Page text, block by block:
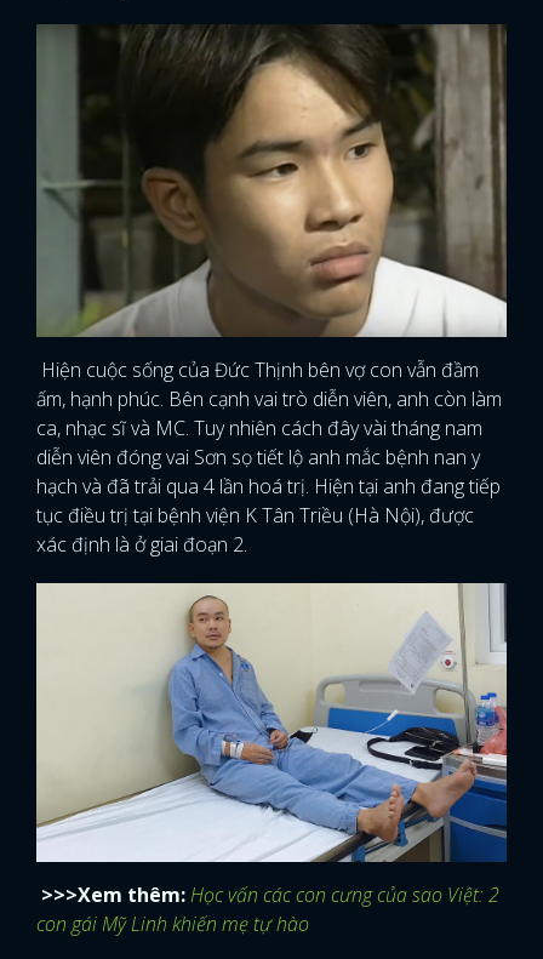
Hiện cuộc sống của Đức Thịnh bên vợ con vẫn đầm
ấm, hạnh phúc. Bên cạnh vai trò diễn viên, anh còn làm
ca, nhạc sĩ và MC. Tuy nhiên cách đây vài tháng nam
diễn viên đóng vai Sơn sọ tiết lộ anh mắc bệnh nan y
hạch và đã trải qua 4 lần hoá trị. Hiện tại anh đang tiếp
tục điều trị tại bệnh viện K Tân Triều (Hà Nội), được
xác định là ở giai đoạn 2.
>>>Xem thêm:Học vấn các con cưng của sao Việt: 2
con gái Mỹ Linh khiến mẹ tự hào